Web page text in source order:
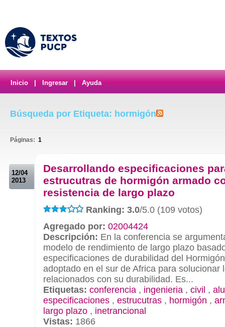
Inicio Ingresar Ayuda
Búsqueda por Etiqueta: hormigón
Páginas: 1
12/04
2013
Desarrollando especificaciones
estrucutras de hormigón armado
resistencia de largo plazo
Ranking: 3.0/5.0 (109 votos)
Agregado por: 02004424
Descripción: En la conferencia se
modelo de rendimiento de largo plazo
especificaciones de durabilidad del
adoptado en el sur de Africa para solucionar
relacionados con su durabilidad. Es...
Etiquetas: conferencia , ingenieria , civil ,
especificaciones , estrucutras , hormigón ,
largo plazo , inetrancional
Vistas: 1866